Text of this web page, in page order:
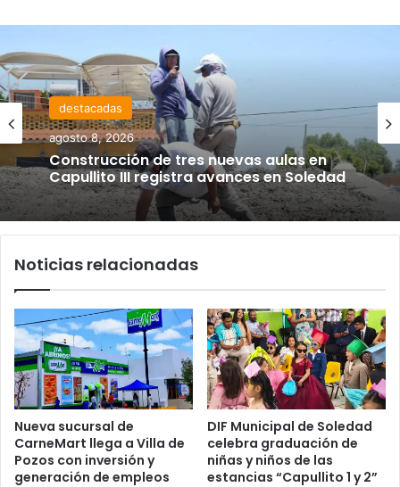
destacadas
agosto 8, 2026
Construcción de tres nuevas aulas en
Capullito III registra avances en Soledad
Noticias relacionadas
Nueva sucursal de
CarneMart llega a Villa de
Pozos con inversión y
generación de empleos
DIF Municipal de Soledad
celebra graduación de
niñas y niños de las
estancias “Capullito 1 y 2”